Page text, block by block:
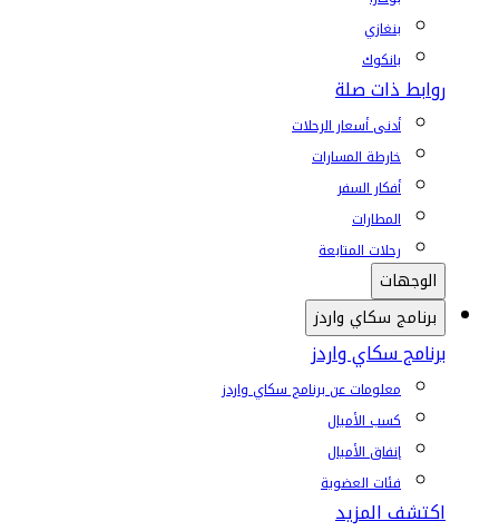
بنغازي
بانكوك
روابط ذات صلة
أدنى أسعار الرحلات
خارطة المسارات
أفكار السفر
المطارات
رحلات المتابعة
الوجهات
برنامج سكاي واردز
برنامج سكاي واردز
معلومات عن برنامج سكاي واردز
كسب الأميال
إنفاق الأميال
فئات العضوية
اكتشف المزيد